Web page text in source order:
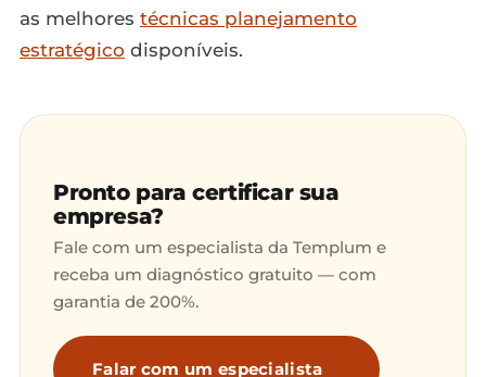
as melhores técnicas planejamento
estratégico disponíveis.
Pronto para certificar sua
empresa?
Fale com um especialista da Templum e
receba um diagnóstico gratuito — com
garantia de 200%.
Falar com um especialista